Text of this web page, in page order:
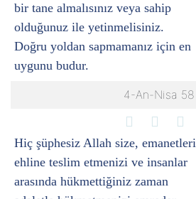
bir tane almalısınız veya sahip
olduğunuz ile yetinmelisiniz.
Doğru yoldan sapmamanız için en
uygunu budur.
4-An-Nisa 58
Hiç şüphesiz Allah size, emanetleri
ehline teslim etmenizi ve insanlar
arasında hükmettiğiniz zaman